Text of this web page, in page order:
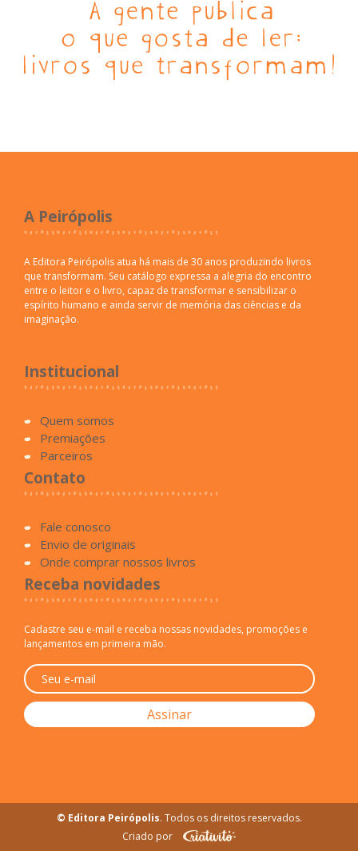
A Peirópolis
A Editora Peirópolis atua há mais de 30 anos produzindo livros
que transformam. Seu catálogo expressa a alegria do encontro
entre o leitor e o livro, capaz de transformar e sensibilizar o
espírito humano e ainda servir de memória das ciências e da
imaginação.
Institucional
Quem somos
Premiações
Parceiros
Contato
Fale conosco
Envio de originais
Onde comprar nossos livros
Receba novidades
Cadastre seu e-mail e receba nossas novidades, promoções e
lançamentos em primeira mão.
© Editora Peirópolis. Todos os direitos reservados.
Criado por